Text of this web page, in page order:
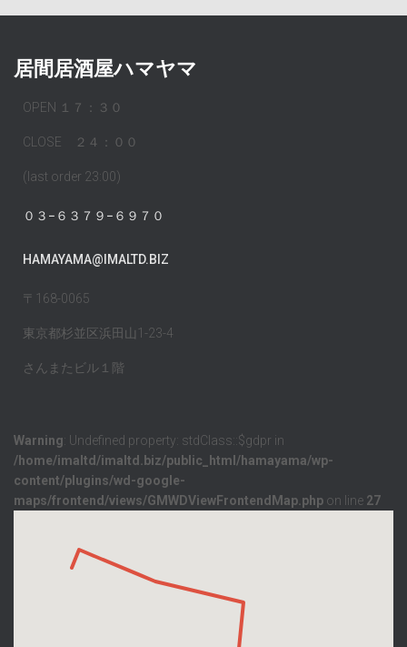
居間居酒屋ハマヤマ
OPEN １７：３０
CLOSE ２４：００
(last order 23:00)
０３−６３７９−６９７０
HAMAYAMA@IMALTD.BIZ
〒168-0065
東京都杉並区浜田山1-23-4
さんまたビル１階
Warning: Undefined property: stdClass::$gdpr in
/home/imaltd/imaltd.biz/public_html/hamayama/wp-
content/plugins/wd-google-
maps/frontend/views/GMWDViewFrontendMap.php on line 27